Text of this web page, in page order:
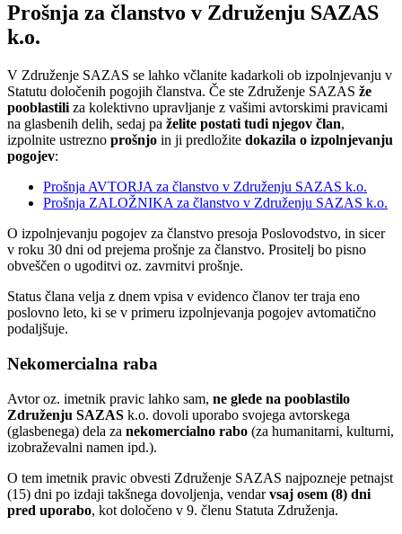
Prošnja za članstvo v Združenju SAZAS
k.o.
V Združenje SAZAS se lahko včlanite kadarkoli ob izpolnjevanju v
Statutu določenih pogojih članstva. Če ste Združenje SAZAS že
pooblastili za kolektivno upravljanje z vašimi avtorskimi pravicami
na glasbenih delih, sedaj pa želite postati tudi njegov član,
izpolnite ustrezno prošnjo in ji predložite dokazila o izpolnjevanju
pogojev:
Prošnja AVTORJA za članstvo v Združenju SAZAS k.o.
Prošnja ZALOŽNIKA za članstvo v Združenju SAZAS k.o.
O izpolnjevanju pogojev za članstvo presoja Poslovodstvo, in sicer
v roku 30 dni od prejema prošnje za članstvo. Prositelj bo pisno
obveščen o ugoditvi oz. zavrnitvi prošnje.
Status člana velja z dnem vpisa v evidenco članov ter traja eno
poslovno leto, ki se v primeru izpolnjevanja pogojev avtomatično
podaljšuje.
Nekomercialna raba
Avtor oz. imetnik pravic lahko sam, ne glede na pooblastilo
Združenju SAZAS k.o. dovoli uporabo svojega avtorskega
(glasbenega) dela za nekomercialno rabo (za humanitarni, kulturni,
izobraževalni namen ipd.).
O tem imetnik pravic obvesti Združenje SAZAS najpozneje petnajst
(15) dni po izdaji takšnega dovoljenja, vendarvsaj osem (8) dni
pred uporabo, kot določeno v 9. členu Statuta Združenja.